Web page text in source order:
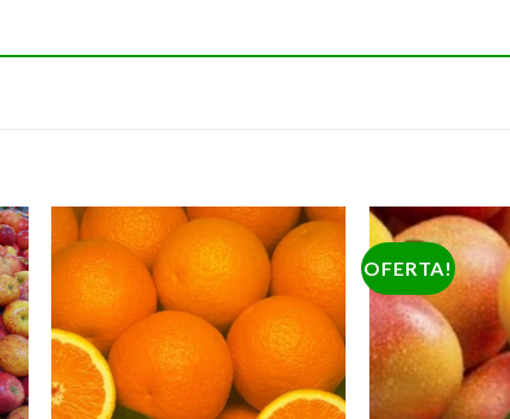
ADICIONAR
A LISTA DE
COMPRAS
OFERTA!